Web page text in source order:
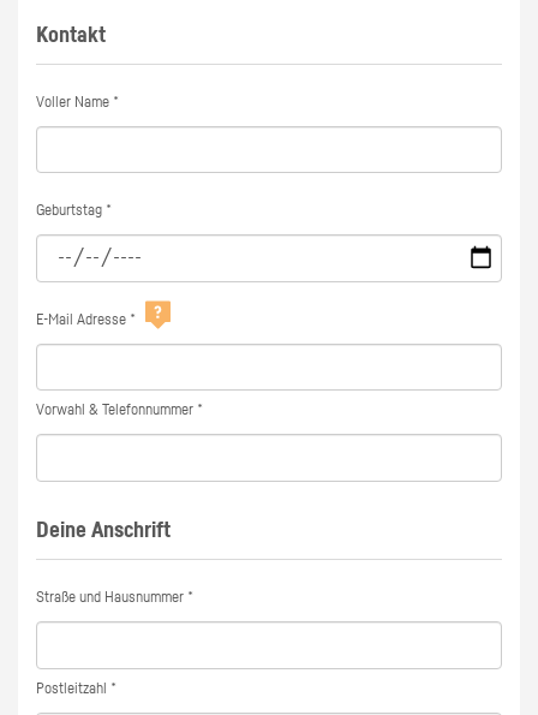
Kontakt
Voller Name *
Geburtstag *
E-Mail Adresse *
Vorwahl & Telefonnummer *
Deine Anschrift
Straße und Hausnummer *
Postleitzahl *